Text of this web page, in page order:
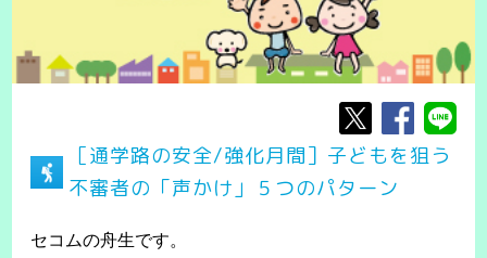
［通学路の安全/強化月間］子どもを狙う
不審者の「声かけ」５つのパターン
セコムの舟生です。